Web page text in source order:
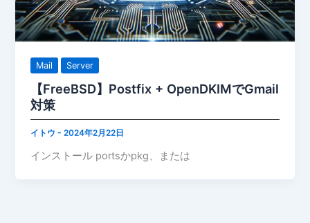
Mail Server
【FreeBSD】Postfix + OpenDKIMでGmail
対策
イトウ-2024年2月22日
インストール portsかpkg、または